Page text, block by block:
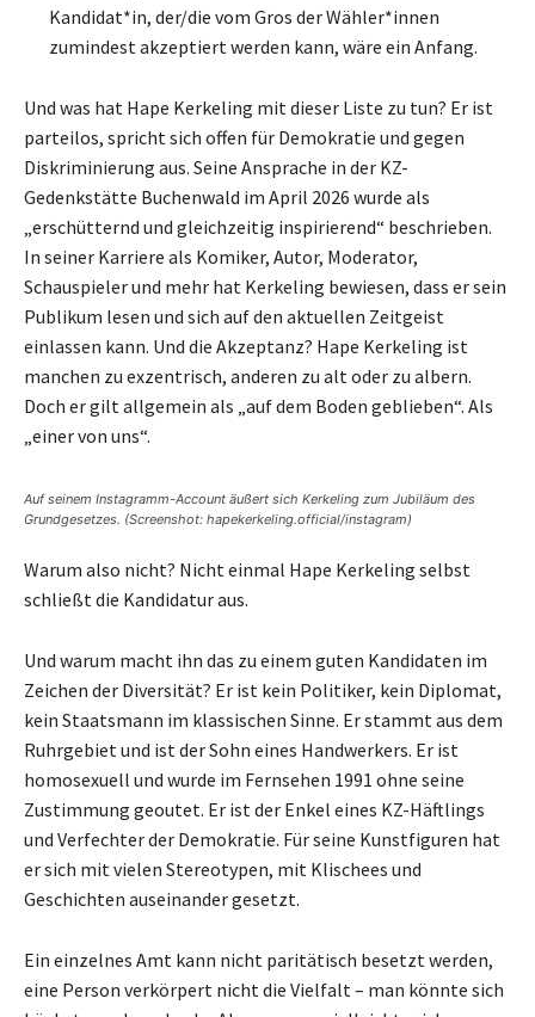
Kandidat*in, der/die vom Gros der Wähler*innen
zumindest akzeptiert werden kann, wäre ein Anfang.
Und was hat Hape Kerkeling mit dieser Liste zu tun? Er ist
parteilos, spricht sich offen für Demokratie und gegen
Diskriminierung aus. Seine Ansprache in der KZ-
Gedenkstätte Buchenwald im April 2026 wurde als
„erschütternd und gleichzeitig inspirierend“ beschrieben.
In seiner Karriere als Komiker, Autor, Moderator,
Schauspieler und mehr hat Kerkeling bewiesen, dass er sein
Publikum lesen und sich auf den aktuellen Zeitgeist
einlassen kann. Und die Akzeptanz? Hape Kerkeling ist
manchen zu exzentrisch, anderen zu alt oder zu albern.
Doch er gilt allgemein als „auf dem Boden geblieben“. Als
„einer von uns“.
Auf seinem Instagramm-Account äußert sich Kerkeling zum Jubiläum des
Grundgesetzes. (Screenshot: hapekerkeling.official/instagram)
Warum also nicht? Nicht einmal Hape Kerkeling selbst
schließt die Kandidatur aus.
Und warum macht ihn das zu einem guten Kandidaten im
Zeichen der Diversität? Er ist kein Politiker, kein Diplomat,
kein Staatsmann im klassischen Sinne. Er stammt aus dem
Ruhrgebiet und ist der Sohn eines Handwerkers. Er ist
homosexuell und wurde im Fernsehen 1991 ohne seine
Zustimmung geoutet. Er ist der Enkel eines KZ-Häftlings
und Verfechter der Demokratie. Für seine Kunstfiguren hat
er sich mit vielen Stereotypen, mit Klischees und
Geschichten auseinander gesetzt.
Ein einzelnes Amt kann nicht paritätisch besetzt werden,
eine Person verkörpert nicht die Vielfalt – man könnte sich